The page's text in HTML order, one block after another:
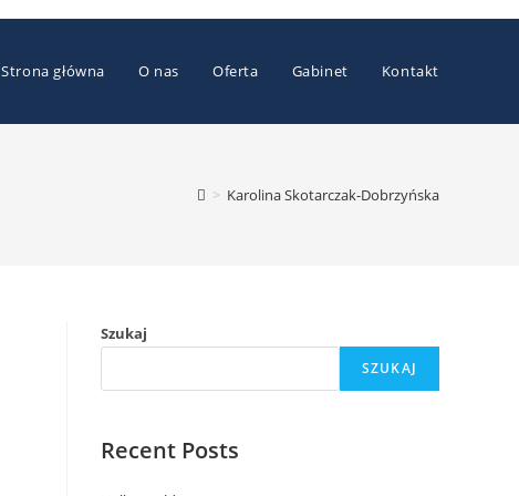
Strona główna O nas Oferta Gabinet Kontakt
> Karolina Skotarczak-Dobrzyńska
Szukaj
SZUKAJ
Recent Posts